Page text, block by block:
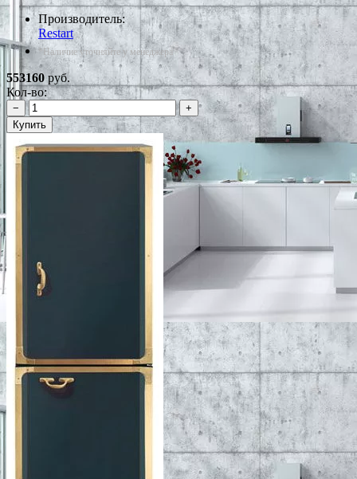
Производитель:
Restart
*Наличие уточняйте у менеджера
553160руб.
Кол-во:
−
+
Купить